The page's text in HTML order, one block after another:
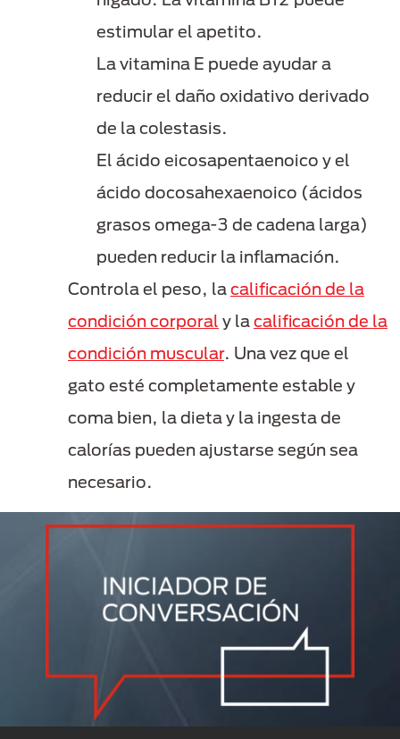
estimular el apetito.
La vitamina E puede ayudar a
reducir el daño oxidativo derivado
de la colestasis.
El ácido eicosapentaenoico y el
ácido docosahexaenoico (ácidos
grasos omega-3 de cadena larga)
pueden reducir la inflamación.
Controla el peso, lacalificación de la
condición corporal y lacalificación de la
condición muscular. Una vez que el
gato esté completamente estable y
coma bien, la dieta y la ingesta de
calorías pueden ajustarse según sea
necesario.